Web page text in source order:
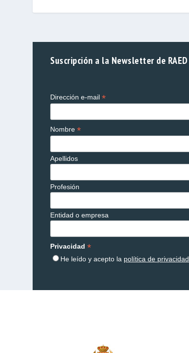
Suscripción a la Newsletter de RAED
Dirección e-mail*
Nombre*
Apellidos
Profesión
Entidad o empresa
Privacidad*
He leído y acepto la política de privacidad